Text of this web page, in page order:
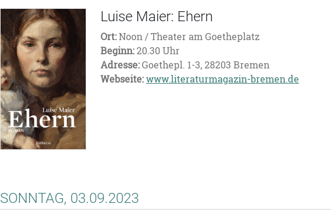
Luise Maier: Ehern
Ort:Noon / Theater am Goetheplatz
Beginn:20.30 Uhr
Adresse:Goethepl. 1-3, 28203 Bremen
Webseite:www.literaturmagazin-bremen.de
SONNTAG, 03.09.2023